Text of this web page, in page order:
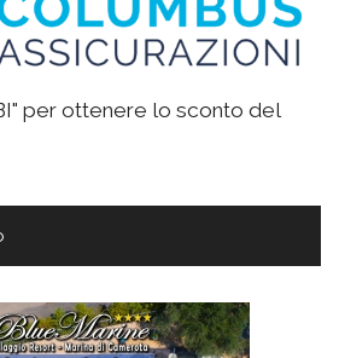
per ottenere lo sconto del